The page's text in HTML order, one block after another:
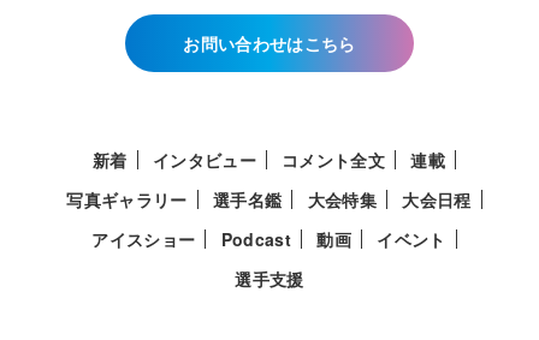
お問い合わせはこちら
新着 インタビュー コメント全文
連載
写真ギャラリー
選手名鑑 大会特集
大会日程
アイスショー
Podcast 動画
イベント
選手支援